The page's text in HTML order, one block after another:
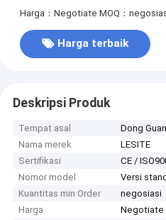
Membentuk Kerangka
Harga：Negotiate MOQ：
Harga terbaik
Deskripsi Produk
Tempat asal
Dong
Nama merek
LESITE
Sertifikasi
CE /
Nomor model
Versi
Kuantitas min Order
negosiasi
Harga
Negotiate